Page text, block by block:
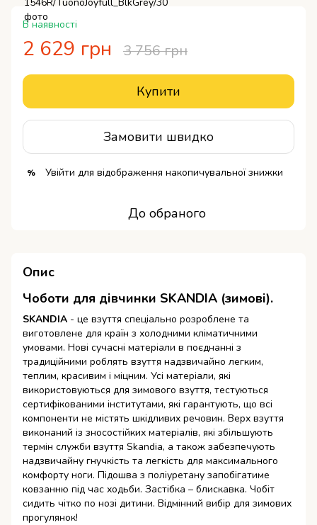
В наявності
2 629 грн 3 756 грн
Купити
Замовити швидко
% Увійти для відображення накопичувальної знижки
До обраного
Опис
Чоботи для дівчинки SKANDIA (зимові).
SKANDIA - це взуття спеціально розроблене та
виготовлене для країн з холодними кліматичними
умовами. Нові сучасні матеріали в поєднанні з
традиційними роблять взуття надзвичайно легким,
теплим, красивим і міцним. Усі матеріали, які
використовуються для зимового взуття, тестуються
сертифікованими інститутами, які гарантують, що всі
компоненти не містять шкідливих речовин. Верх взуття
виконаний із зносостійких матеріалів, які збільшують
термін служби взуття Skandia, а також забезпечують
надзвичайну гнучкість та легкість для максимального
комфорту ноги. Підошва з поліуретану запобігатиме
ковзанню під час ходьби. Застібка – блискавка. Чобіт
сидить чітко по нозі дитини. Відмінний вибір для зимових
прогулянок!